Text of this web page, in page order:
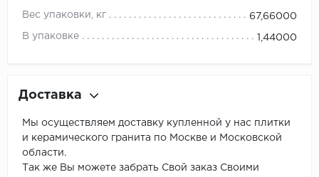
Вес упаковки, кг 67,66000
В упаковке 1,44000
Доставка
Мы осуществляем доставку купленной у нас плитки
и керамического гранита по Москве и Московской
области.
Так же Вы можете забрать Свой заказ Своими